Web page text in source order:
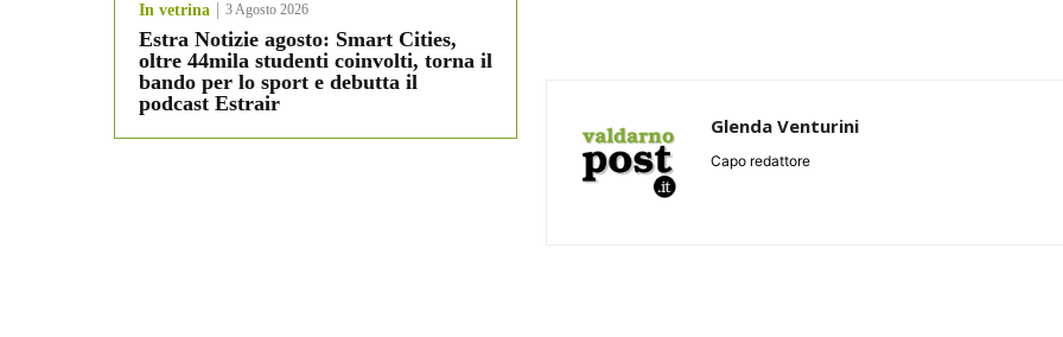
In vetrina 3 Agosto 2026
Estra Notizie agosto: Smart Cities,
oltre 44mila studenti coinvolti, torna il
bando per lo sport e debutta il
podcast Estrair
Glenda Venturini
Capo redattore